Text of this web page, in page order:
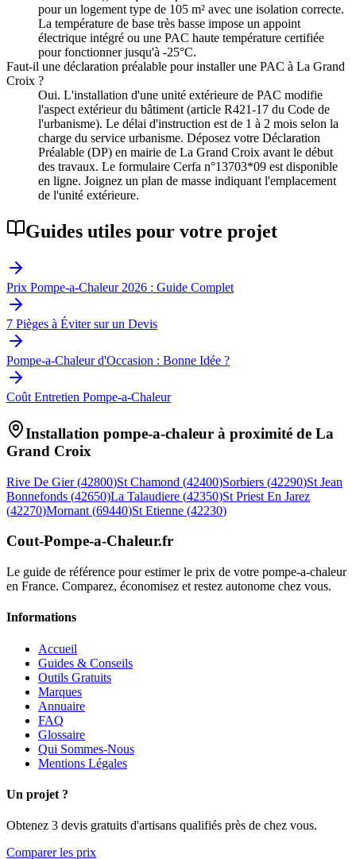
pour un logement type de 105 m² avec une isolation correcte.
La température de base très basse impose un appoint
électrique intégré ou une PAC haute température certifiée
pour fonctionner jusqu'à -25°C.
Faut-il une déclaration préalable pour installer une PAC à La Grand
Croix ?
Oui. L'installation d'une unité extérieure de PAC modifie
l'aspect extérieur du bâtiment (article R421-17 du Code de
l'urbanisme). Le délai d'instruction est de 1 à 2 mois selon la
charge du service urbanisme. Déposez votre Déclaration
Préalable (DP) en mairie de La Grand Croix avant le début
des travaux. Le formulaire Cerfa n°13703*09 est disponible
en ligne. Joignez un plan de masse indiquant l'emplacement
de l'unité extérieure.
Guides utiles pour votre projet
Prix Pompe-a-Chaleur 2026 : Guide Complet
7 Pièges à Éviter sur un Devis
Pompe-a-Chaleur d'Occasion : Bonne Idée ?
Coût Entretien Pompe-a-Chaleur
Installation pompe-a-chaleur à proximité de La
Grand Croix
Rive De Gier (42800)St Chamond (42400)Sorbiers (42290)St Jean
Bonnefonds (42650)La Talaudiere (42350)St Priest En Jarez
(42270)Mornant (69440)St Etienne (42230)
Cout-Pompe-a-Chaleur.fr
Le guide de référence pour estimer le prix de votre pompe-a-chaleur
en France. Comparez, économisez et restez autonome chez vous.
Informations
Accueil
Guides & Conseils
Outils Gratuits
Marques
Annuaire
FAQ
Glossaire
Qui Sommes-Nous
Mentions Légales
Un projet ?
Obtenez 3 devis gratuits d'artisans qualifiés près de chez vous.
Comparer les prix